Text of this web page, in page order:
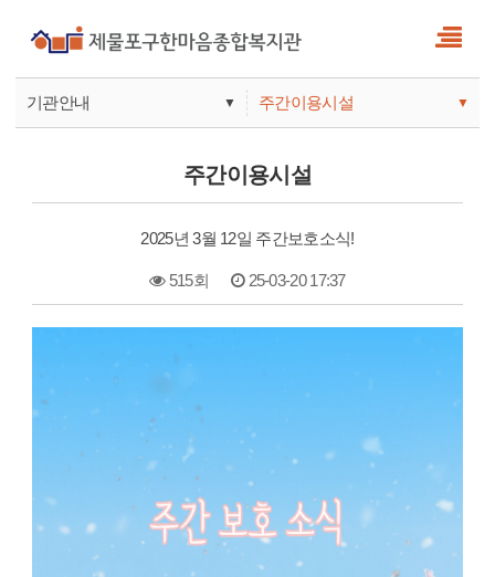
기관안내 ▼
기관안내
주간이용시설 ▼
주간보호
주간이용시설
2025년 3월 12일 주간보호소식!
515회 25-03-20 17:37
본문